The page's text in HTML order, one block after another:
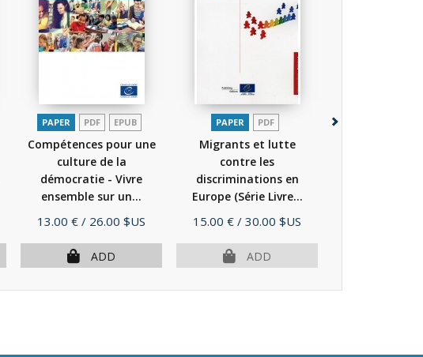
PAPER PDF EPUB
Compétences pour une
culture de la
démocratie - Vivre
ensemble sur un...
Price
13.00 € / 26.00 $US
ADD
PAPER PDF
Migrants et lutte
contre les
discriminations en
Europe (Série Livre...
Price
15.00 € / 30.00 $US
ADD